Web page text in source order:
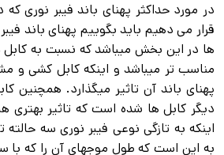
در مورد حداکثر پهنای باند فیبر نوری که
قرار می دهیم باید بگوییم پهنای باند
ها در این بخش میباشد که نسبت به
مناسب تر میباشد و اینکه کابل کشی و
پهنای باند آن تاثیر میگذارد. همچنین
دیگر کابل ها شده است که تاثیر بهتری
اینکه به تازگی نوعی فیبر نوری سه
به این است که طول موجهای آن را که با